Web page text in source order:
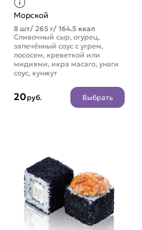
Морской
8 шт/ 265 г/ 164.5 ккал
Сливочный сыр, огурец,
запечённый соус с угрем,
лососем, креветкой или
мидиями, икра масаго, унаги
соус, кунжут
20руб. Выбрать